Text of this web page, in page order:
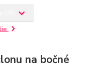
na bočné